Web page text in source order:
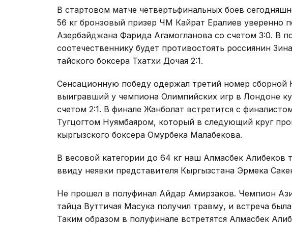
В стартовом матче четвертьфинальных боев
56 кг бронзовый призер ЧМ Кайрат Ералиев уверенно
Азербайджана Фарида Агамогланова со счетом 3:0. В
соотечественнику будет противостоять россиянин
тайского боксера Тхатхи Дочая 2:1.
Сенсационную победу одержал третий номер сборной
выигравший у чемпиона Олимпийских игр в Лондоне
счетом 2:1. В финале Жанболат встретится с
Тугцогтом Нуямбаяром, который в следующий круг
кыргызского боксера Омурбека Малабекова.
В весовой категории до 64 кг наш Алмасбек Алибеков
ввиду неявки представителя Кыргызстана Эрмека
Не прошел в полуфинал Айдар Амирзаков. Чемпион
тайца Вуттичая Масука получил травму, и встреча
Таким образом в полуфинале встретятся Алмасбек